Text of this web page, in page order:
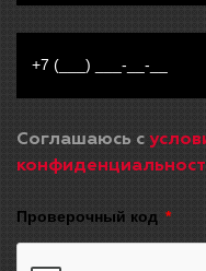
Соглашаюсь с
Проверочный код